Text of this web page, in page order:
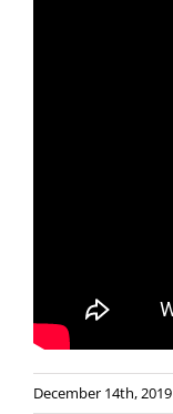
December 14th, 2019